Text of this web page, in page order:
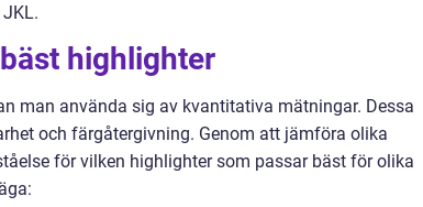
highlighter
man använda sig av kvantitativa mätningar. Dessa
och färgåtergivning. Genom att jämföra olika
för vilken highlighter som passar bäst för olika